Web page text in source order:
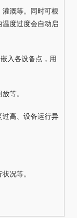
溉等。同时可根
度过度会自动启
入各设备点，用
等。
过高、设备运行异
况等。